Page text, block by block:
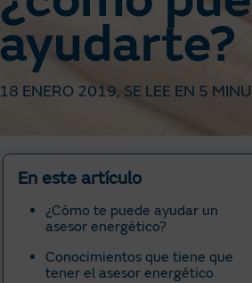
ayudarte?
18 ENERO 2019, SE LEE EN 5
En este artículo
¿Cómo te puede ayudar un
asesor energético?
Conocimientos que tiene que
tener el asesor energético